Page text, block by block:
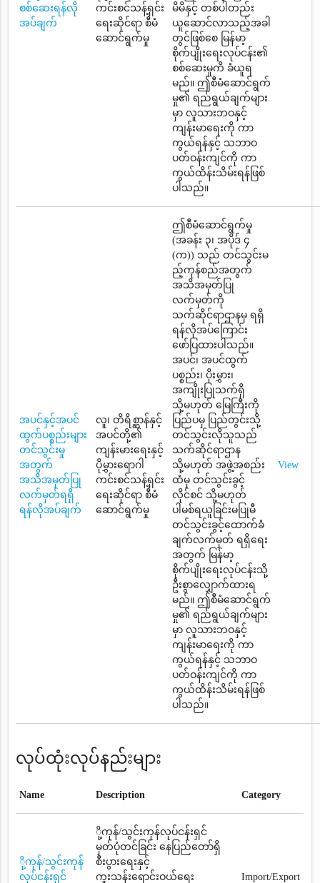
စစ်ဆေးရန်လို
အပ်ချက်
ကင်းစင်သန့်ရှင်း
ရေးဆိုင်ရာ စီမံ
ဆောင်ရွက်မှု
မိမိနှင့် တစ်ပါတည်း
ယူဆောင်လာသည့်အခါ
တွင်ဖြစ်စေ မြန်မာ့
စိုက်ပျိုးရေးလုပ်ငန်း၏
စစ်ဆေးမှုကိ ခံယူရ
မည်။ ဤစီမံဆောင်ရွက်
မှု၏ ရည်ရွယ်ချက်များ
မှာ လူသားဘဝနှင့်
ကျန်းမာရေးကို ကာ
ကွယ်ရန်နှင့် သဘာဝ
ပတ်ဝန်းကျင်ကို ကာ
ကွယ်ထိန်းသိမ်းရန်ဖြစ်
ပါသည်။
အပင်နှင့်အပင်
ထွက်ပစ္စည်းများ
တင်သွင်းမှု
အတွက်
အသိအမှတ်ပြု
လက်မှတ်ရရှိ
ရန်လိုအပ်ချက်
လူ၊ တိရိစ္ဆာန်နှင့်
အပင်တို့၏
ကျန်းမားရေးနှင့်
ပိုမွှားရောဂါ
ကင်းစင်သန့်ရှင်း
ရေးဆိုင်ရာ စီမံ
ဆောင်ရွက်မှု
ဤစီမံဆောင်ရွက်မှု
(အခန်း ၃၊ အပိုဒ် ၄
(က)) သည် တင်သွင်းမ
ည့်ကုန်စည်အတွက်
အသိအမှတ်ပြု
လက်မှတ်ကို
သက်ဆိုင်ရာဌာနမှ ရရှိ
ရန်လိုအပ်ကြောင်း
ဖော်ပြထားပါသည်။
အပင်၊ အပင်ထွက်
ပစ္စည်း၊ ပိုးမွှား၊
အကျိုးပြုသက်ရှိ
သို့မဟုတ် မြေကြီးကို
ပြည်ပမှ ပြည်တွင်းသို့
တင်သွင်းလိုသူသည်
သက်ဆိုင်ရာဌာန
သို့မဟုတ် အဖွဲ့အစည်း
ထံမှ တင်သွင်းခွင့်
လိုင်စင် သို့မဟုတ်
ပါမစ်ရယူခြင်းမပြုမီ
တင်သွင်းခွင့်ထောက်ခံ
ချက်လက်မှတ် ရရှိရေး
အတွက် မြန်မာ့
စိုက်ပျိုးရေးလုပ်ငန်းသို့
ဦးစွာလျှောက်ထားရ
မည်။ ဤစီမံဆောင်ရွက်
မှု၏ ရည်ရွယ်ချက်များ
မှာ လူသားဘဝနှင့်
ကျန်းမာရေးကို ကာ
ကွယ်ရန်နှင့် သဘာဝ
ပတ်ဝန်းကျင်ကို ကာ
ကွယ်ထိန်းသိမ်းရန်ဖြစ်
ပါသည်။
View
လုပ်ထုံးလုပ်နည်းများ
Name Description Category
ို့ကုန်/သွင်းကုန်
လုပ်ငန်းရှင်
ို့ကုန်/သွင်းကုန်လုပ်ငန်းရှင်
မှတ်ပုံတင်ခြင်း နေပြည်တော်ရှိ
စီးပွားရေးနှင့်
ကူးသန်းရောင်းဝယ်ရေး
Import/Export